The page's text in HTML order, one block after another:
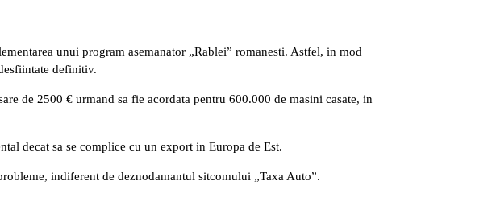
unui program asemanator „Rablei” romanesti. Astfel, in mod
definitiv.
de 2500 € urmand sa fie acordata pentru 600.000 de masini casate, in
decat sa se complice cu un export in Europa de Est.
indiferent de deznodamantul sitcomului „Taxa Auto”.